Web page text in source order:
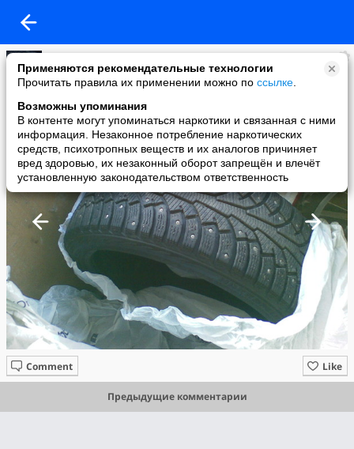
Применяются рекомендательные технологии
Прочитать правила их применении можно по ссылке
Возможны упоминания
В контенте могут упоминаться наркотики и связанная с ними
информация. Незаконное потребление наркотических
средств, психотропных веществ и их аналогов причиняет
вред здоровью, их незаконный оборот запрещён и влечёт
установленную законодательством ответственность
JR C NKV
added a photo
08 Sep в 15:55
Like
Comment
Предыдущие комментарии